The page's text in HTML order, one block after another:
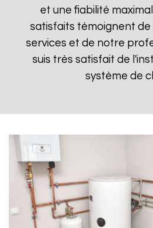
et une fiabilité
satisfaits témoignent de
services et de notre
suis très satisfait de
système de